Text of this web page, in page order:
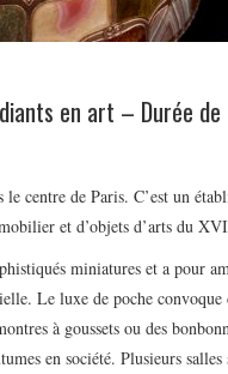
en art – Durée
centre de Paris. C’est un
et d’objets d’arts du
miniatures et a pour
Le luxe de poche convoque
à goussets ou des
en société. Plusieurs salles